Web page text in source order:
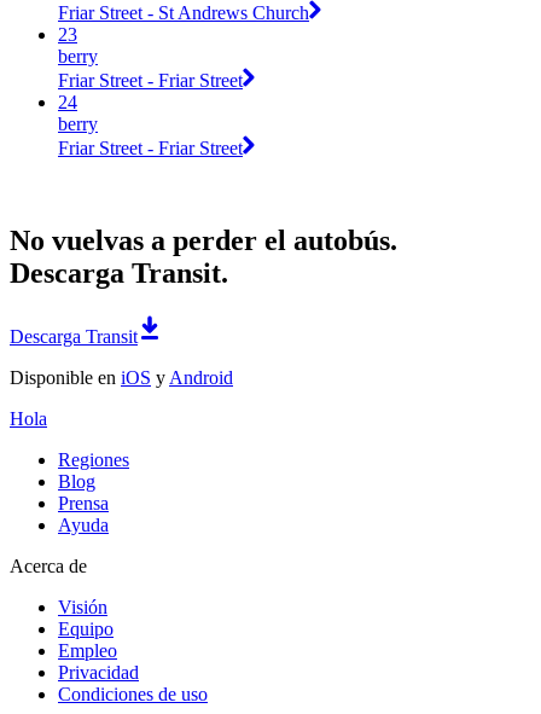
Friar Street - St Andrews Church
23
berry
Friar Street - Friar Street
24
berry
Friar Street - Friar Street
No vuelvas a perder el autobús.
Descarga Transit.
Descarga Transit
Disponible en iOS y Android
Hola
Regiones
Blog
Prensa
Ayuda
Acerca de
Visión
Equipo
Empleo
Privacidad
Condiciones de uso